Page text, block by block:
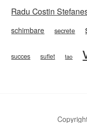
Radu Costin
schimbare secrete
succes suflet tao